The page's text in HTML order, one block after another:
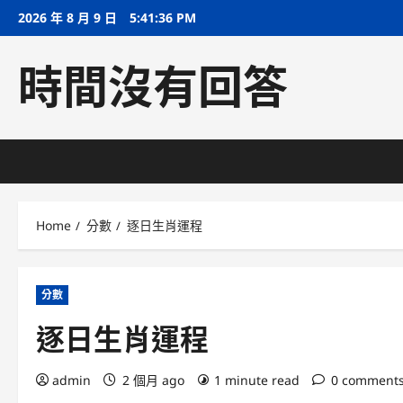
Skip2026 年 8 月 9 日 5:41:36 PM
時間沒有回答
Home 分數 逐日生肖運程
分數
逐日生肖運程
admin 2 個月 ago 1 minute read 0